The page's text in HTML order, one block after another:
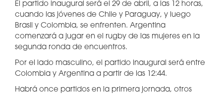
El partido inaugural será el 29 de abril, a las 12 horas,
cuando las jóvenes de Chile y Paraguay, y luego
Brasil y Colombia, se enfrenten. Argentina
comenzará a jugar en el rugby de las mujeres en la
segunda ronda de encuentros.
Por el lado masculino, el partido inaugural será entre
Colombia y Argentina a partir de las 12:44.
Habrá once partidos en la primera jornada, otros